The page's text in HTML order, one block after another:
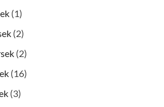
(1)
(2)
(2)
(16)
(3)